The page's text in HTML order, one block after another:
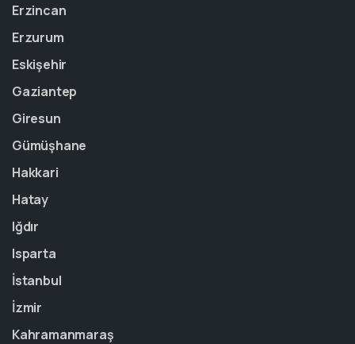
Erzincan
Erzurum
Eskişehir
Gaziantep
Giresun
Gümüşhane
Hakkari
Hatay
Iğdır
Isparta
İstanbul
İzmir
Kahramanmaraş